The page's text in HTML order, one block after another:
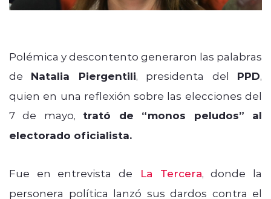
Polémica y descontento generaron las palabras
de
Natalia Piergentili, presidenta del PPD,
quien en una reflexión sobre las elecciones del
7 de mayo,
trató de “monos peludos” al
electorado oficialista.
Fue en entrevista de La Tercera, donde la
personera política lanzó sus dardos contra el